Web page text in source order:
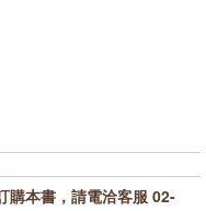
購本書，請電洽客服 02-